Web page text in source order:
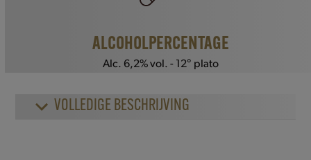
ALCOHOLPERCENTAGE
Alc. 6,2% vol. - 12° plato
VOLLEDIGE BESCHRIJVING